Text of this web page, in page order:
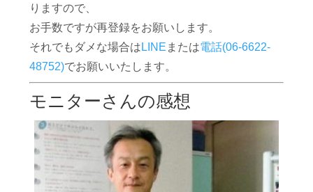
りますので、
お手数ですが再登録をお願いします。
それでもダメな場合は LINE または電話(06-6622-
48752)でお願いいたします。
モニターさんの感想